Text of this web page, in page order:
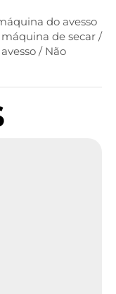
do avesso
máquina de secar /
/ Não